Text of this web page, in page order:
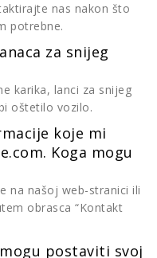
nas nakon što
potrebne.
za snijeg
karika, lanci za snijeg
oštetilo vozilo.
koje mi
Koga mogu
na našoj web-stranici ili
obrasca “Kontakt
postaviti svoj